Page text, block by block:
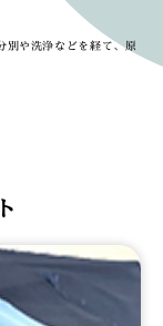
別や洗浄などを経て、原